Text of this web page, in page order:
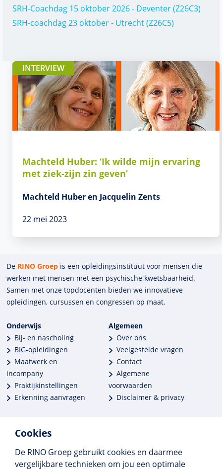
Cookies
De RINO Groep gebruikt cookies en daarmee
vergelijkbare technieken om jou een optimale
SRH-Coachdag 15 oktober 2026 - Deventer (Z26C3)
SRH-coachdag 23 oktober - Utrecht (Z26C5)
INTERVIEW
Machteld Huber: ‘Ik wilde mijn ervaring
met ziek-zijn zin geven’
Machteld Huber en Jacquelin Zents
22 mei 2023
De RINO Groep is een opleidings­insti­tuut voor mensen die
werken met mensen met een psychische kwets­baar­heid.
Samen met onze top­docenten bieden we innova­tieve
opleidingen, cursussen en congres­sen op maat.
Onderwijs
Bij- en nascholing
BIG-opleidingen
Maatwerk en
incompany
Praktijkinstellingen
Erkenning aanvragen
Algemeen
Over ons
Veelgestelde vragen
Contact
Algemene
voorwaarden
Disclaimer & privacy
Meer dan 250 opleidingen